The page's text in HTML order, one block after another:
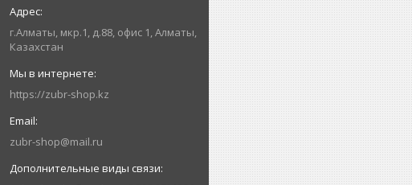
г.Алматы, мкр.1, д.88, офис 1, Алматы,
Казахстан
https://zubr-shop.kz
zubr-shop@mail.ru